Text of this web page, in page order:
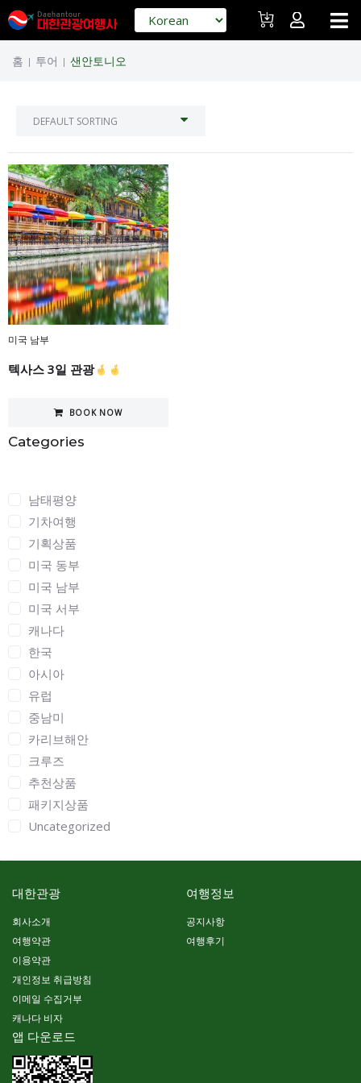
홈 | 투어 | 샌안토니오
Categories
남태평양
기차여행
기획상품
미국 동부
미국 남부
미국 서부
캐나다
한국
아시아
유럽
중남미
카리브해안
크루즈
추천상품
패키지상품
Uncategorized
미국 남부
텍사스 3일 관광
BOOK NOW
대한관광
회사소개
여행약관
이용약관
개인정보 취급방침
이메일 수집거부
캐나다 비자
여행정보
공지사항
여행후기
앱 다운로드